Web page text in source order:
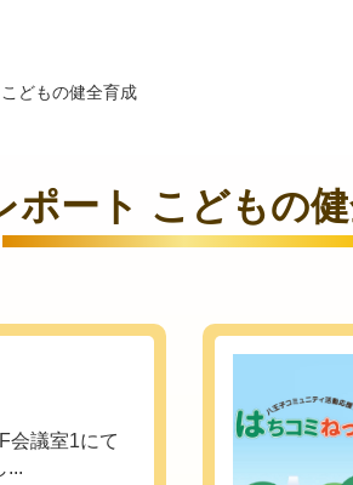
こどもの健全育成
ポート こどもの
会議室1にて
...